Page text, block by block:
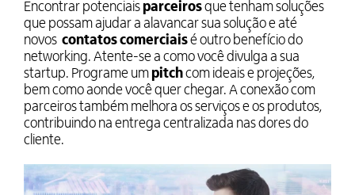
Encontrar potenciais parceirosque tenham soluções
que possam ajudar a alavancar sua solução e até
novos contatos comerciaisé outro benefício do
networking. Atente-se a como você divulga a sua
startup. Programe um pitchcom ideais e projeções,
bem como aonde você quer chegar. A conexão com
parceiros também melhora os serviços e os produtos,
contribuindo na entrega centralizada nas dores do
cliente.